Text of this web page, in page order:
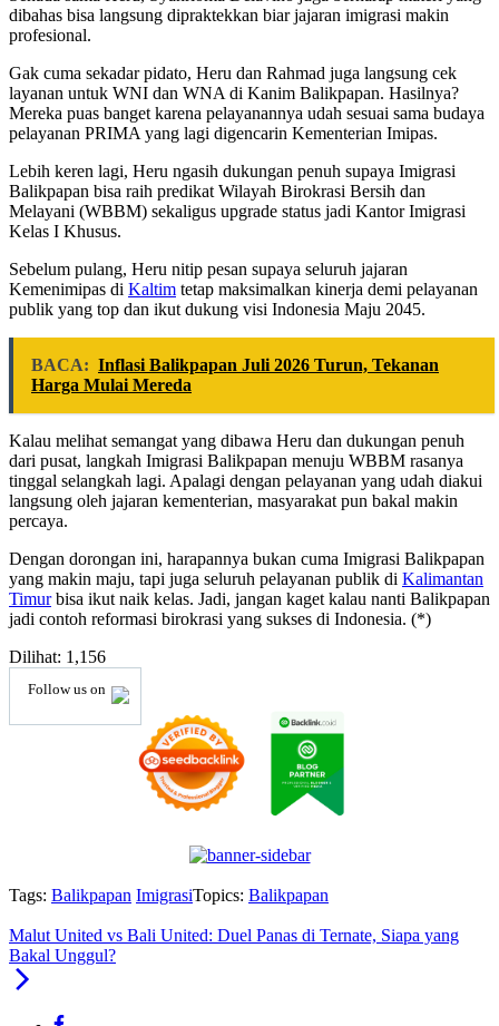
dibahas bisa langsung dipraktekkan biar jajaran imigrasi makin
profesional.
Gak cuma sekadar pidato, Heru dan Rahmad juga langsung cek
layanan untuk WNI dan WNA di Kanim Balikpapan. Hasilnya?
Mereka puas banget karena pelayanannya udah sesuai sama budaya
pelayanan PRIMA yang lagi digencarin Kementerian Imipas.
Lebih keren lagi, Heru ngasih dukungan penuh supaya Imigrasi
Balikpapan bisa raih predikat Wilayah Birokrasi Bersih dan
Melayani (WBBM) sekaligus upgrade status jadi Kantor Imigrasi
Kelas I Khusus.
Sebelum pulang, Heru nitip pesan supaya seluruh jajaran
Kemenimipas di Kaltim tetap maksimalkan kinerja demi pelayanan
publik yang top dan ikut dukung visi Indonesia Maju 2045.
BACA: Inflasi Balikpapan Juli 2026 Turun, Tekanan
Harga Mulai Mereda
Kalau melihat semangat yang dibawa Heru dan dukungan penuh
dari pusat, langkah Imigrasi Balikpapan menuju WBBM rasanya
tinggal selangkah lagi. Apalagi dengan pelayanan yang udah diakui
langsung oleh jajaran kementerian, masyarakat pun bakal makin
percaya.
Dengan dorongan ini, harapannya bukan cuma Imigrasi Balikpapan
yang makin maju, tapi juga seluruh pelayanan publik di Kalimantan
Timurbisa ikut naik kelas. Jadi, jangan kaget kalau nanti Balikpapan
jadi contoh reformasi birokrasi yang sukses di Indonesia. (*)
Dilihat: 1,156
Follow us on
Tags: Balikpapan ImigrasiTopics: Balikpapan
Malut United vs Bali United: Duel Panas di Ternate, Siapa yang
Bakal Unggul?